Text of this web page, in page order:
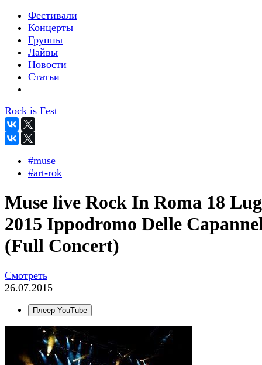
Фестивали
Концерты
Группы
Лайвы
Новости
Статьи
Rock is Fest
#muse
#art-rok
Muse live Rock In Roma 18
2015 Ippodromo Delle
(Full Concert)
Смотреть
26.07.2015
Плеер YouTube